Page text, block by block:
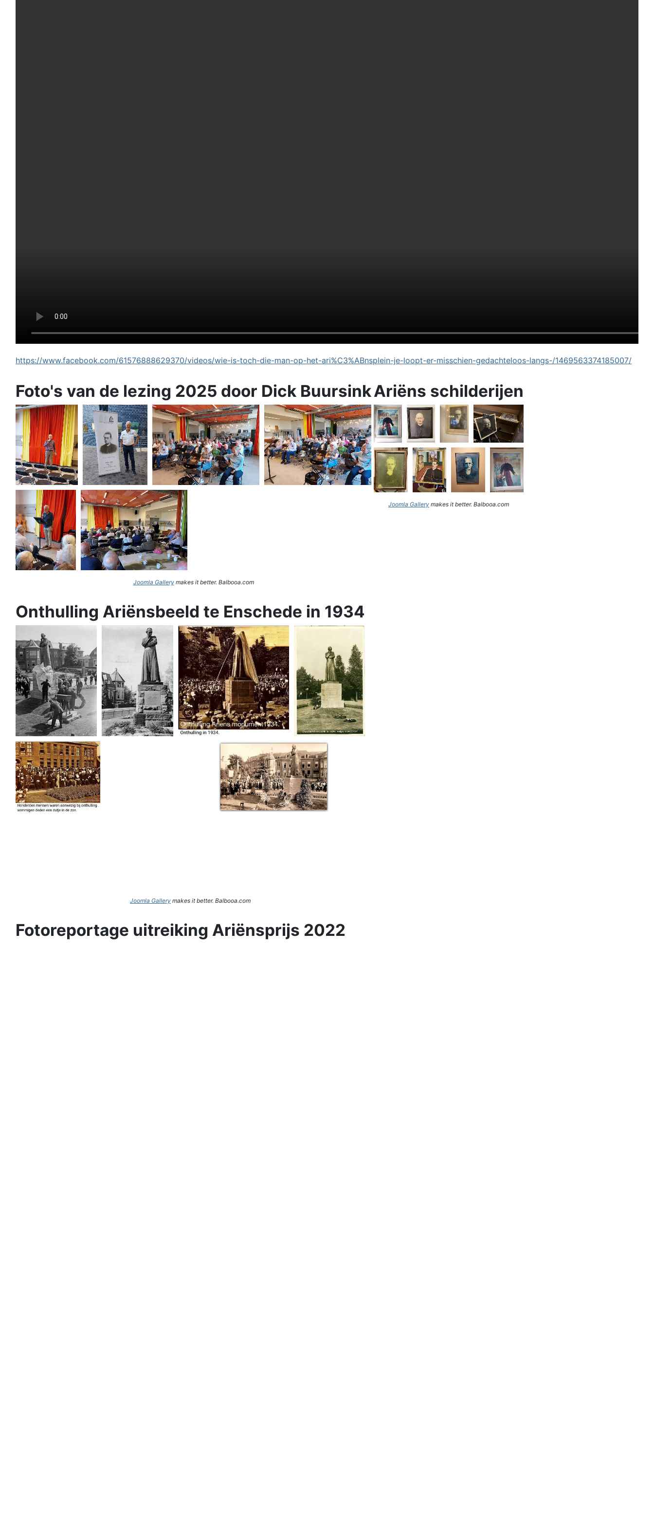
https://www.facebook.com/61576888629370/videos/wie-is-toch-die-man-op-het-ari%C3%ABnsplein-je-loopt-er-misschien-gedachteloos-langs-/1469563374185007/
Foto's van de lezing 2025 door Dick Buursink
Joomla Gallerymakes it better. Balbooa.com
Ariëns schilderijen
Joomla Gallery makes it better. Balbooa.com
Onthulling Ariënsbeeld te Enschede in 1934
Joomla Gallery makes it better. Balbooa.com
Fotoreportage uitreiking Ariënsprijs 2022